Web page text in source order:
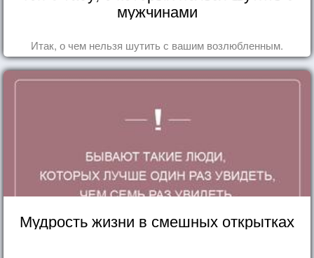
мужчинами
Итак, о чем нельзя шутить с вашим возлюбленным.
Мудрость жизни в смешных открытках